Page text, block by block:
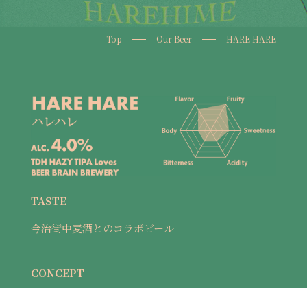
Top Our Beer HARE HARE
TASTE
今治街中麦酒とのコラボビール
CONCEPT